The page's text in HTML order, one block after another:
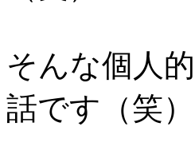
そんな個人
話です（笑）